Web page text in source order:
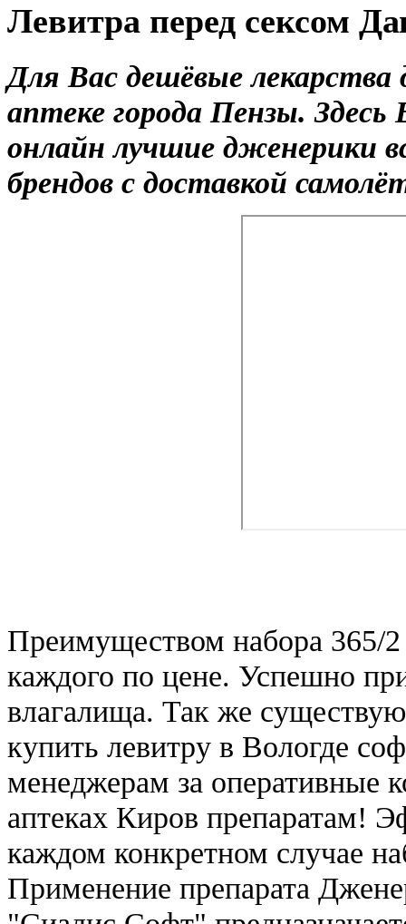
Левитра перед сексом
Для Вас дешёвые
аптеке города Пензы.
онлайн лучшие дженерики
брендов с доставкой
Преимуществом набора 365/2
каждого по цене. Успешно
влагалища. Так же
купить левитру в Вологде
менеджерам за оперативные
аптеках Киров препаратам!
каждом конкретном случае
Применение препарата